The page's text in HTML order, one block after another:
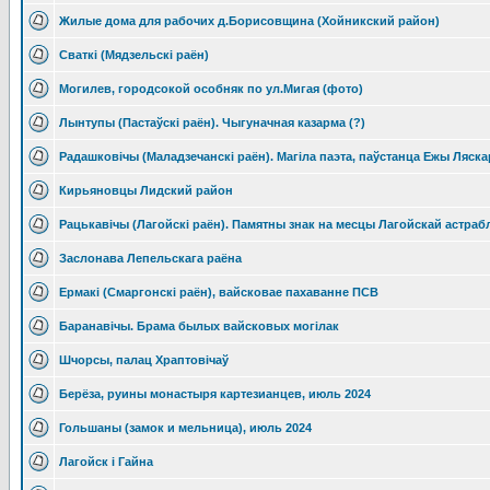
Жилые дома для рабочих д.Борисовщина (Хойникский район)
Сваткi (Мядзельскi раён)
Могилев, городсокой особняк по ул.Мигая (фото)
Лынтупы (Пастаўскi раён). Чыгуначная казарма (?)
Радашковiчы (Маладзечанскi раён). Магiла паэта, паўстанца Ежы
Кирьяновцы Лидский район
Рацькавiчы (Лагойскi раён). Памятны знак на месцы Лагойскай
Заслонава Лепельскага раёна
Ермакі (Смаргонскі раён), вайсковае пахаванне ПСВ
Баранавiчы. Брама былых вайсковых могiлак
Шчорсы, палац Храптовічаў
Берёза, руины монастыря картезианцев, июль 2024
Гольшаны (замок и мельница), июль 2024
Лагойск і Гайна